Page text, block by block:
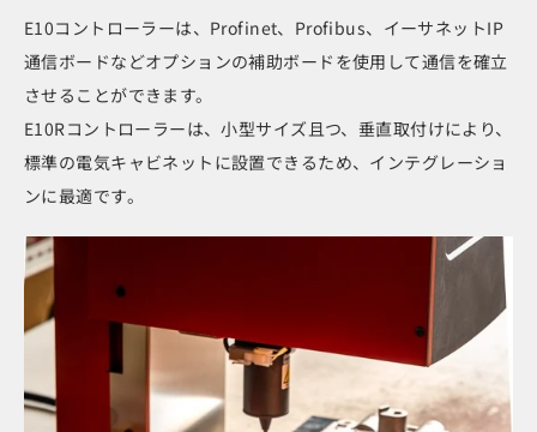
E10コントローラーは、Profinet、Profibus、イーサネットIP
通信ボードなどオプションの補助ボードを使用して通信を確立
させることができます。
E10Rコントローラーは、小型サイズ且つ、垂直取付けにより、
標準の電気キャビネットに設置できるため、インテグレーショ
ンに最適です。